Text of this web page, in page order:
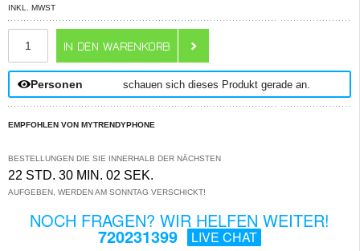
INKL. MWST
Personen schauen sich dieses Produkt gerade an.
EMPFOHLEN VON MYTRENDYPHONE
BESTELLUNGEN DIE SIE INNERHALB DER NÄCHSTEN
22 STD. 30 MIN. 01 SEK.
AUFGEBEN, WERDEN AM SONNTAG VERSCHICKT!
NOCH FRAGEN? WIR HELFEN WEITER!
720231399 LIVE CHAT